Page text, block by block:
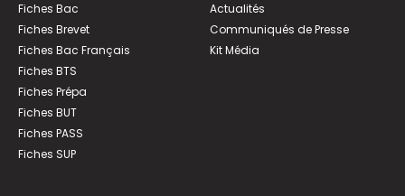
Fiches Bac
Fiches Brevet
Fiches Bac Français
Fiches BTS
Fiches Prépa
Fiches BUT
Fiches PASS
Fiches SUP
Actualités
Communiqués de Presse
Kit Média